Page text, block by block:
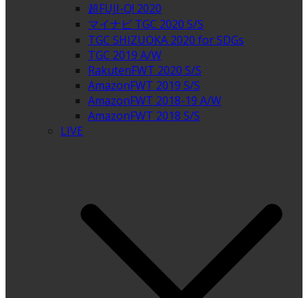
超FUJI-Q! 2020
マイナビ TGC 2020 S/S
TGC SHIZUOKA 2020 for SDGs
TGC 2019 A/W
RakutenFWT 2020 S/S
AmazonFWT 2019 S/S
AmazonFWT 2018-19 A/W
AmazonFWT 2018 S/S
LIVE